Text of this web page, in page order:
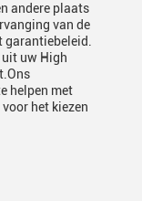
andere plaats
van de
uit uw High
helpen met
het kiezen